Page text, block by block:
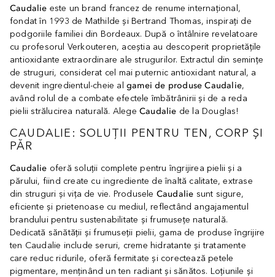
Caudalie este un brand francez de renume internațional,
fondat în 1993 de Mathilde și Bertrand Thomas, inspirați de
podgoriile familiei din Bordeaux. După o întâlnire revelatoare
cu profesorul Verkouteren, aceștia au descoperit proprietățile
antioxidante extraordinare ale strugurilor. Extractul din semințe
de struguri, considerat cel mai puternic antioxidant natural, a
devenit ingredientul-cheie al gamei de produse Caudalie,
având rolul de a combate efectele îmbătrânirii și de a reda
pielii strălucirea naturală. Alege Caudalie de la Douglas!
CAUDALIE: SOLUȚII PENTRU TEN, CORP ȘI
PĂR
Caudalie oferă soluții complete pentru îngrijirea pielii și a
părului, fiind create cu ingrediente de înaltă calitate, extrase
din struguri și vița de vie. Produsele Caudalie sunt sigure,
eficiente și prietenoase cu mediul, reflectând angajamentul
brandului pentru sustenabilitate și frumusețe naturală.
Dedicată sănătății și frumuseții pielii, gama de produse îngrijire
ten Caudalie include seruri, creme hidratante și tratamente
care reduc ridurile, oferă fermitate și corectează petele
pigmentare, menținând un ten radiant și sănătos. Loțiunile și